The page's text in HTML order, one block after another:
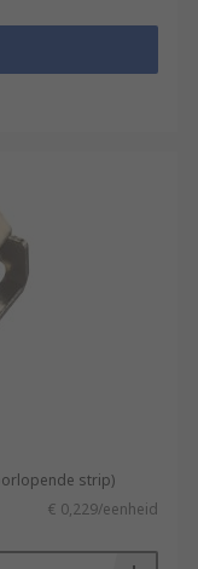
strip)
€ 0,229/eenheid